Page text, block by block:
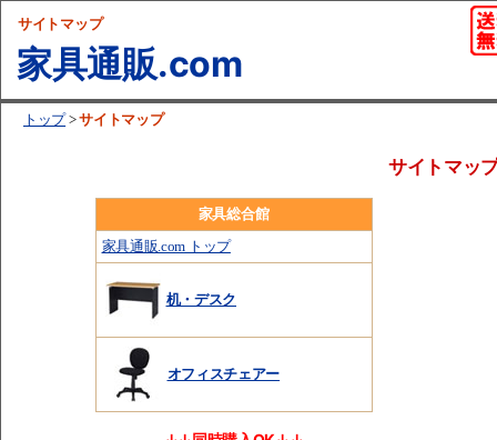
サイトマップ
家具通販.com
トップ>サイトマップ
サイトマッ
家具総合館
家具通販.com トップ
机・デスク
オフィスチェアー